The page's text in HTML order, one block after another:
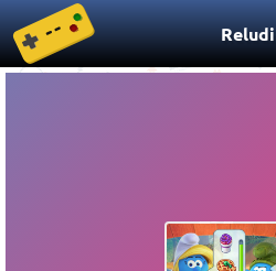
Reludi